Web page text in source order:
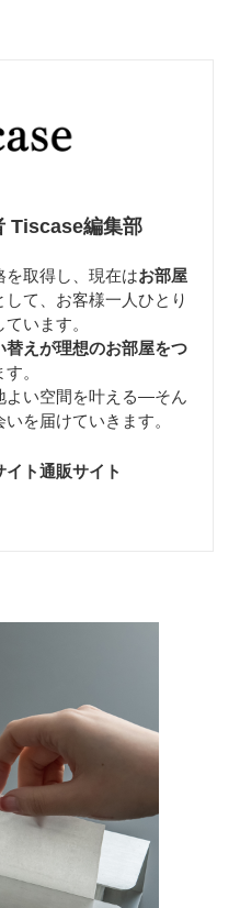
Tiscase編集部
を取得し、現在はお部屋
して、お客様一人ひとり
います。
替えが理想のお部屋をつ
。
よい空間を叶える—そん
を届けていきます。
ト通販サイト